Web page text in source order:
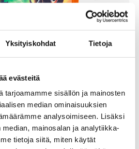
Yksityiskohdat Tietoja
evästeitä
tarjoamamme sisällön ja mainosten
median ominaisuuksien
analysoimiseen. Lisäksi
mainosalan ja analytiikka-
tietoja siitä, miten käytät
€
/ kpl
Lägg Till I Varukorg